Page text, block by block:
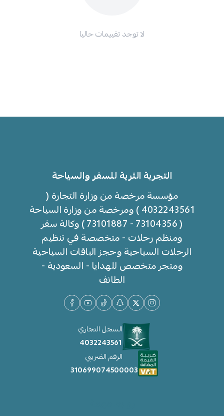
لا توجد تقييمات حاليا
التجربة الثرية للسفر والسياحة
مؤسسة مرخصة من وزارة التجارة (
4032243561 ) ومرخصة من وزارة السياحة
( 73104356 - 73101887 ) وكالة سفر
ومنظم رحلات - متخصصة في تنظيم
الرحلات السياحية وحجز الباقات السياحية
ومتجر متخصص للهدايا - السعودية -
الطائف
السجل التجاري
4032243561
الرقم الضريبي
310699074500003